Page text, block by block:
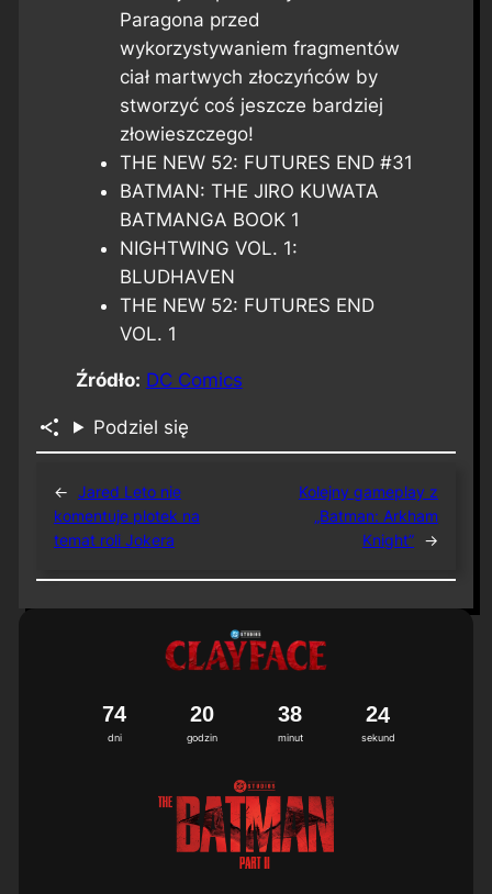
Paragona przed
wykorzystywaniem fragmentów
ciał martwych złoczyńców by
stworzyć coś jeszcze bardziej
złowieszczego!
THE NEW 52: FUTURES END #31
BATMAN: THE JIRO KUWATA
BATMANGA BOOK 1
NIGHTWING VOL. 1:
BLUDHAVEN
THE NEW 52: FUTURES END
VOL. 1
Źródło: DC Comics
Podziel się
← Jared Leto nie
komentuje plotek na
temat roli Jokera
Kolejny gameplay z
„Batman: Arkham
Knight” →
dni
74
godzin
20
minut
38
sekund
23
4